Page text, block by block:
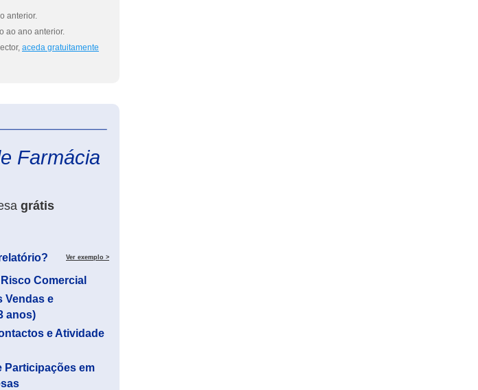
anterior.
ao ano anterior.
aceda gratuitamente
Farmácia
grátis
Ver exemplo >
Comercial
Vendas e
anos)
e Atividade
Participações em